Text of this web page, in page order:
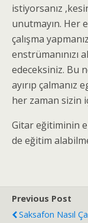
istiyorsanız
unutmayın. Her
çalışma
enstrümanınızı
edeceksiniz. Bu
ayırıp çalmanız
her zaman sizin
Gitar eğitiminin
de eğitim
Previous Post
Saksafon Nasıl